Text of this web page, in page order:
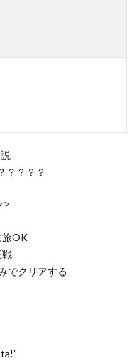
？？？？
旅OK
でクリアする